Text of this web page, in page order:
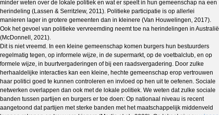
minder weten over de lokale politiek en wat er speelt in hun gemeenschap na een
herindeling (Lassen & Serritzlew, 2011). Politieke participatie is op allerlei
manieren lager in grotere gemeenten dan in kleinere (Van Houwelingen, 2017).
Ook het gevoel van politieke vervreemding neemt toe na herindelingen in Australië
(McDonnell, 2021).
Dit is niet vreemd. In een kleine gemeenschap komen burgers hun bestuurders
regelmatig tegen, op informele wijze, in de supermarkt, op de voetbalclub, en op
formele wijze, in buurtvergaderingen of bij een raadsvergadering. Door zulke
herhaaldelijke interacties kan een kleine, hechte gemeenschap erop vertrouwen
haar politici goed te kunnen controleren en invloed op hen uit te oefenen. Sociale
netwerken overlappen dan ook met de lokale politiek. We weten dat zulke sociale
banden tussen partijen en burgers er toe doen: Op nationaal niveau is recent
aangetoond dat partijen met sterke banden met het maatschappelijk middenveld